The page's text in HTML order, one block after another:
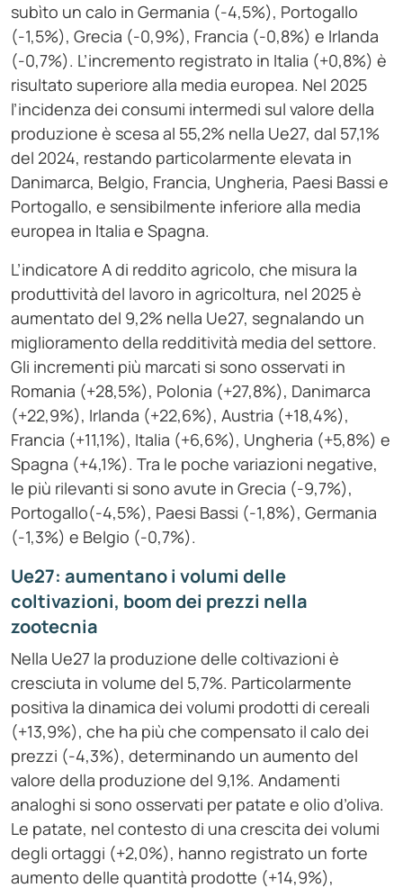
subìto un calo in Germania (-4,5%), Portogallo
(-1,5%), Grecia (-0,9%), Francia (-0,8%) e Irlanda
(-0,7%). L’incremento registrato in Italia (+0,8%) è
risultato superiore alla media europea. Nel 2025
l’incidenza dei consumi intermedi sul valore della
produzione è scesa al 55,2% nella Ue27, dal 57,1%
del 2024, restando particolarmente elevata in
Danimarca, Belgio, Francia, Ungheria, Paesi Bassi e
Portogallo, e sensibilmente inferiore alla media
europea in Italia e Spagna.
L’indicatore A di reddito agricolo, che misura la
produttività del lavoro in agricoltura, nel 2025 è
aumentato del 9,2% nella Ue27, segnalando un
miglioramento della redditività media del settore.
Gli incrementi più marcati si sono osservati in
Romania (+28,5%), Polonia (+27,8%), Danimarca
(+22,9%), Irlanda (+22,6%), Austria (+18,4%),
Francia (+11,1%), Italia (+6,6%), Ungheria (+5,8%) e
Spagna (+4,1%). Tra le poche variazioni negative,
le più rilevanti si sono avute in Grecia (-9,7%),
Portogallo(-4,5%), Paesi Bassi (-1,8%), Germania
(-1,3%) e Belgio (-0,7%).
Ue27: aumentano i volumi delle
coltivazioni, boomdei prezzi nella
zootecnia
Nella Ue27 la produzione delle coltivazioni è
cresciuta in volume del 5,7%. Particolarmente
positiva la dinamica dei volumi prodotti di cereali
(+13,9%), che ha più che compensato il calo dei
prezzi (-4,3%), determinando un aumento del
valore della produzione del 9,1%. Andamenti
analoghi si sono osservati per patate e olio d’oliva.
Le patate, nel contesto di una crescita dei volumi
degli ortaggi (+2,0%), hanno registrato un forte
aumento delle quantità prodotte (+14,9%),